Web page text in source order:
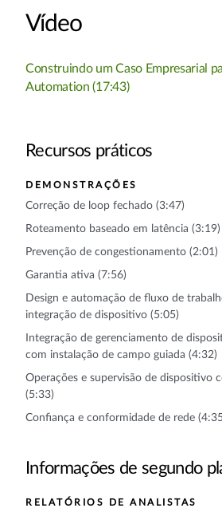
Recursos práticos
DEMONSTRAÇÕES
Correção de loop fechado (3:47)
Roteamento baseado em latência (3:19)
Prevenção de congestionamento (2:01)
Garantia ativa (7:56)
Design e automação de fluxo de
integração de dispositivo (5:05)
Integração de gerenciamento de
com instalação de campo guiada (4:32)
Operações e supervisão de dispositivo
(5:33)
Confiança e conformidade de rede
Informações de segundo
RELATÓRIOS DE ANALISTAS
Vídeo
Construindo um Caso Empresarial
Automation (17:43)